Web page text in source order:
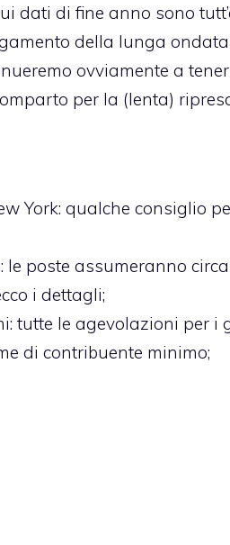
dati di fine anno sono
della lunga
ovviamente a
per la (lenta)
York: qualche consiglio
: le poste assumeranno
i dettagli;
: tutte le agevolazioni per i
di contribuente minimo;